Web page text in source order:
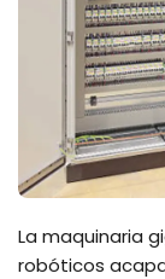
La maquinaria
robóticos